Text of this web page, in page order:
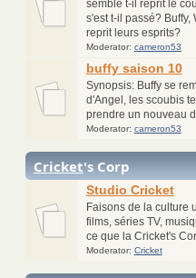
semble t-il reprit le
s'est t-il passé? Buffy,
reprit leurs esprits?
Moderator: cameron53
buffy saison 10
Synopsis: Buffy se
d'Angel, les scoubis
prendre un nouveau
Moderator: cameron53
Cricket's Corp
Studio Cricket
Faisons de la culture
films, séries TV,
ce que la Cricket's
Moderator: Cricket